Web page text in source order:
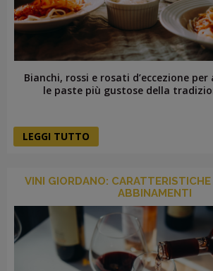
Bianchi, rossi e rosati d’eccezione
le paste più gustose della
LEGGI TUTTO
VINI GIORDANO: CARATTERISTICHE
ABBINAMENTI